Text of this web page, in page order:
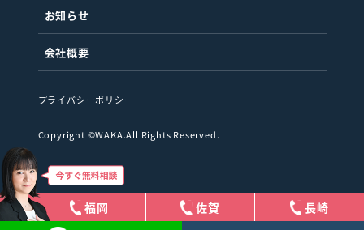
福岡 佐賀 長崎
お知らせ
会社概要
Copyright ©WAKA.All Rights Reserved.
プライバシーポリシー